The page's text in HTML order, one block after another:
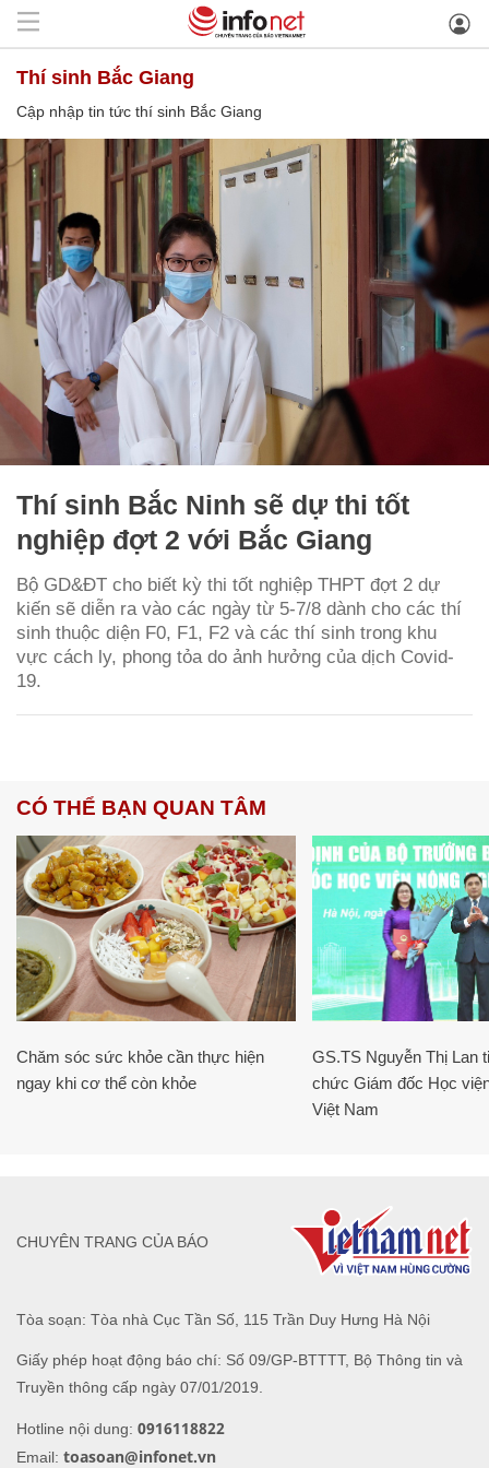
thí sinh Bắc Giang
Cập nhập tin tức thí sinh Bắc Giang
Thí sinh Bắc Ninh sẽ dự thi tốt
nghiệp đợt 2 với Bắc Giang
Bộ GD&ĐT cho biết kỳ thi tốt nghiệp THPT đợt 2 dự
kiến sẽ diễn ra vào các ngày từ 5-7/8 dành cho các thí
sinh thuộc diện F0, F1, F2 và các thí sinh trong khu
vực cách ly, phong tỏa do ảnh hưởng của dịch Covid-
19.
CÓ THỂ BẠN QUAN TÂM
Chăm sóc sức khỏe cần thực hiện
ngay khi cơ thể còn khỏe
GS.TS Nguyễn Thị Lan
chức Giám đốc Học
Việt Nam
Tòa soạn: Tòa nhà Cục Tần Số, 115 Trần Duy Hưng Hà Nội
Giấy phép hoạt động báo chí: Số 09/GP-BTTTT, Bộ Thông tin và
Truyền thông cấp ngày 07/01/2019.
Hotline nội dung: 0916118822
Email: toasoan@infonet.vn
CHUYÊN TRANG CỦA BÁO